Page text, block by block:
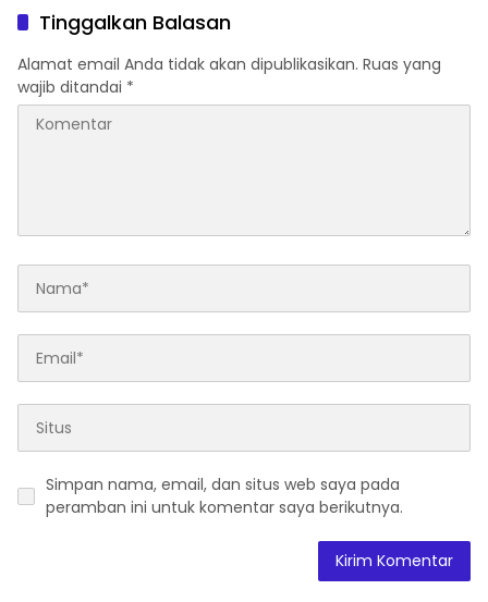
No 02/2016
Tinggalkan Balasan
Alamat email Anda tidak akan dipublikasikan. Ruas yang
wajib ditandai *
Simpan nama, email, dan situs web saya pada
peramban ini untuk komentar saya berikutnya.